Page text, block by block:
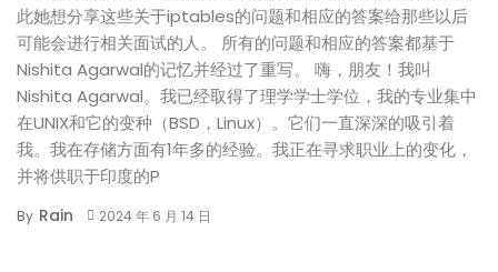
此她想分享这些关于iptables的问题和相应的答案给那些以后
可能会进行相关面试的人。 所有的问题和相应的答案都基于
Nishita Agarwal的记忆并经过了重写。 嗨，朋友！我叫
Nishita Agarwal。我已经取得了理学学士学位，我的专业集中
在UNIX和它的变种（BSD，Linux）。它们一直深深的吸引着
我。我在存储方面有1年多的经验。我正在寻求职业上的变化，
并将供职于印度的P
By Rain 2024 年 6 月 14 日